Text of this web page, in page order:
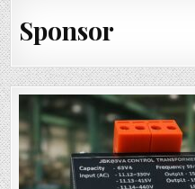
Sponsor